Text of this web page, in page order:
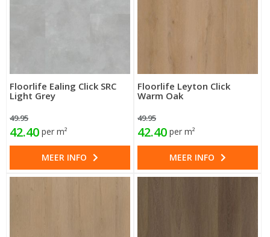
Floorlife Ealing Click SRC
Light Grey
49.95
42.40 per m²
MEER INFO
Floorlife Leyton Click
Warm Oak
49.95
42.40 per m²
MEER INFO